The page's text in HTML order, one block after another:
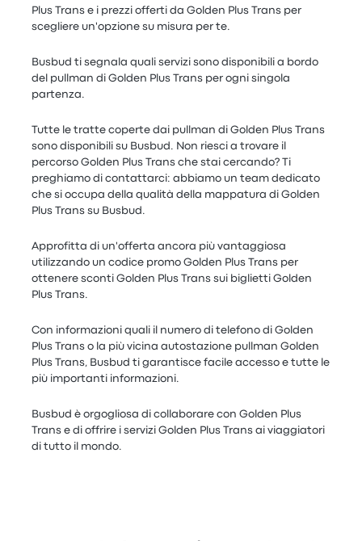
Plus Trans e i prezzi offerti da Golden Plus Trans per
scegliere un'opzione su misura per te.
Busbud ti segnala quali servizi sono disponibili a bordo
del pullman di Golden Plus Trans per ogni singola
partenza.
Tutte le tratte coperte dai pullman di Golden Plus Trans
sono disponibili su Busbud. Non riesci a trovare il
percorso Golden Plus Trans che stai cercando? Ti
preghiamo di contattarci: abbiamo un team dedicato
che si occupa della qualità della mappatura di Golden
Plus Trans su Busbud.
Approfitta di un'offerta ancora più vantaggiosa
utilizzando un codice promo Golden Plus Trans per
ottenere sconti Golden Plus Trans sui biglietti Golden
Plus Trans.
Con informazioni quali il numero di telefono di Golden
Plus Trans o la più vicina autostazione pullman Golden
Plus Trans, Busbud ti garantisce facile accesso e tutte le
più importanti informazioni.
Busbud è orgogliosa di collaborare con Golden Plus
Trans e di offrire i servizi Golden Plus Trans ai viaggiatori
di tutto il mondo.